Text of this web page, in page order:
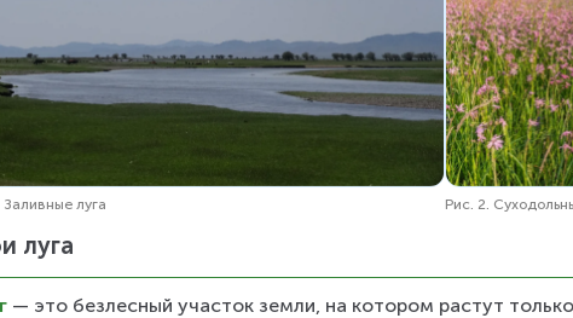
1. Заливные луга Рис. 2.
луга
— это безлесный участок земли, на котором растут